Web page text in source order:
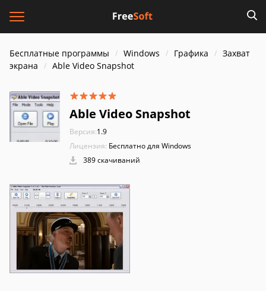
Бесплатные программы Windows Графика
Захват
экрана
Able Video Snapshot
Able Video Snapshot
Версия:1.9
Лицензия: Бесплатно для Windows
389 скачиваний